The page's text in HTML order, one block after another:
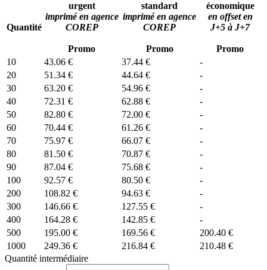
Quantité
urgent
imprimé en agence
COREP
Promo
standard
imprimé en agence
COREP
Promo
économique
en offset en
J+5 à J+7
Promo
10
43.06 € 37.44 €
-
20
51.34 € 44.64 €
-
30
63.20 € 54.96 €
-
40
72.31 € 62.88 €
-
50
82.80 € 72.00 €
-
60
70.44 € 61.26 €
-
70
75.97 € 66.07 €
-
80
81.50 € 70.87 €
-
90
87.04 € 75.68 €
-
100
92.57 € 80.50 €
-
200
108.82 € 94.63 €
-
300
146.66 € 127.55 €
-
400
164.28 € 142.85 €
-
500
195.00 € 169.56 €
200.40 €
1000
249.36 € 216.84 €
210.48 €
Quantité intermédiaire